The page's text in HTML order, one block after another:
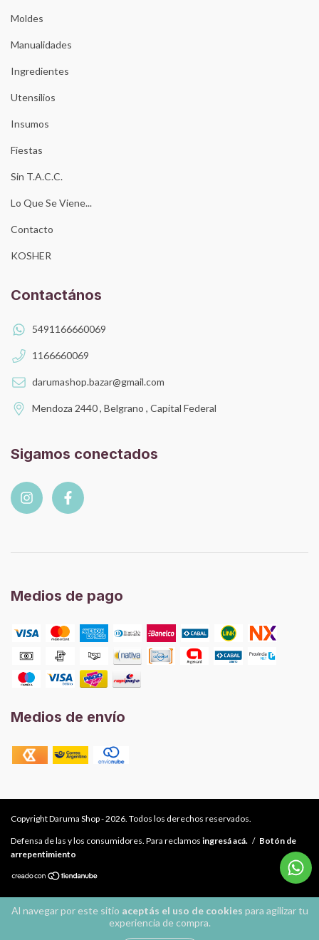
Al navegar por este sitio aceptás el uso de cookies para agilizar tu
experiencia de compra.
Moldes
Manualidades
Ingredientes
Utensilios
Insumos
Fiestas
Sin T.A.C.C.
Lo Que Se Viene...
Contacto
KOSHER
Contactános
5491166660069
1166660069
darumashop.bazar@gmail.com
Mendoza 2440 , Belgrano , Capital Federal
Sigamos conectados
Medios de pago
Medios de envío
Copyright Daruma Shop - 2026. Todos los derechos reservados.
Defensa de las y los consumidores. Para reclamos ingresá acá. / Botón de
arrepentimiento